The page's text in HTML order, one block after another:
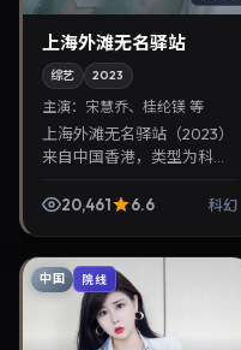
上海外滩无名驿站
综艺 2023
主演： 宋慧乔、桂纶镁 等
上海外滩无名驿站（2023）
来自中国香港，类型为科
乔、桂纶镁等参与演出。
20,461 6.6 科幻
中国 院线